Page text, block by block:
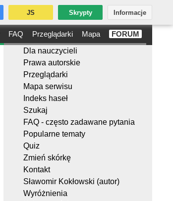
FAQ Przeglądarki Mapa FORUM
JS Skrypty Informacje
Dla nauczycieli
Prawa autorskie
Przeglądarki
Mapa serwisu
Indeks haseł
Szukaj
FAQ - często zadawane pytania
Popularne tematy
Quiz
Zmień skórkę
Kontakt
Sławomir Kokłowski (autor)
Wyróżnienia